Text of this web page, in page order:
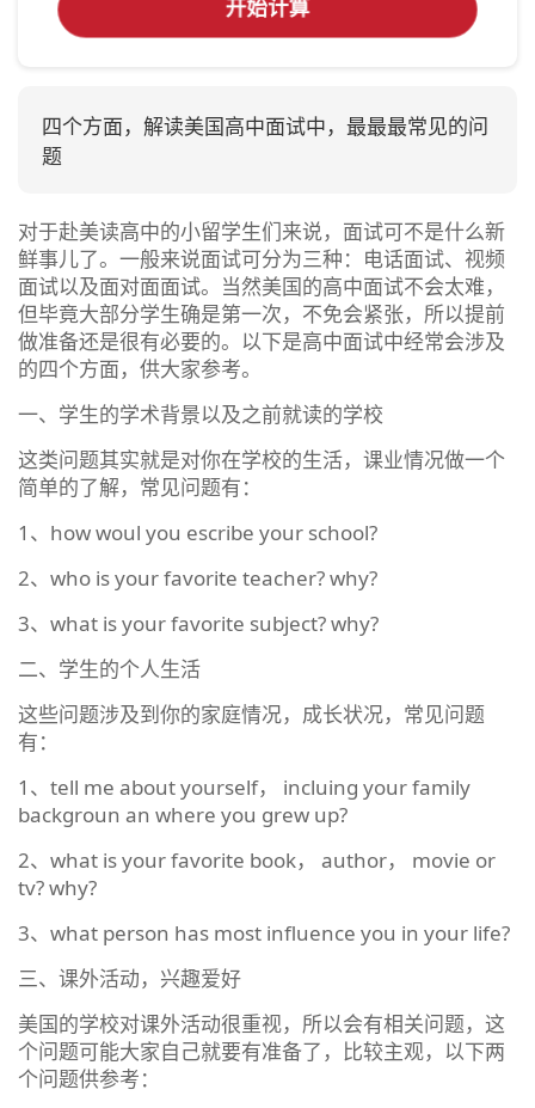
开始计算
四个方面，解读美国高中面试中，最最最常见的问
题
对于赴美读高中的小留学生们来说，面试可不是什么新
鲜事儿了。一般来说面试可分为三种：电话面试、视频
面试以及面对面面试。当然美国的高中面试不会太难，
但毕竟大部分学生确是第一次，不免会紧张，所以提前
做准备还是很有必要的。以下是高中面试中经常会涉及
的四个方面，供大家参考。
一、学生的学术背景以及之前就读的学校
这类问题其实就是对你在学校的生活，课业情况做一个
简单的了解，常见问题有：
1、how woul you escribe your school?
2、who is your favorite teacher? why?
3、what is your favorite subject? why?
二、学生的个人生活
这些问题涉及到你的家庭情况，成长状况，常见问题
有：
1、tell me about yourself， incluing your family
backgroun an where you grew up?
2、what is your favorite book， author， movie or
tv? why?
3、what person has most influence you in your life?
三、课外活动，兴趣爱好
美国的学校对课外活动很重视，所以会有相关问题，这
个问题可能大家自己就要有准备了，比较主观，以下两
个问题供参考：